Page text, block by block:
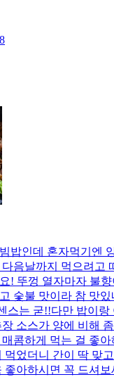
밥인데 혼자먹기엔
음날까지 먹으려고
! 뚜껑 열자마자 불향
숯불 맛이라 참 맛
스는 굳!! ​다만 밥이
소스가 양에 비해
콤하게 먹는 걸 좋
먹었더니 간이 딱 맞
좋아하시면 꼭 드셔